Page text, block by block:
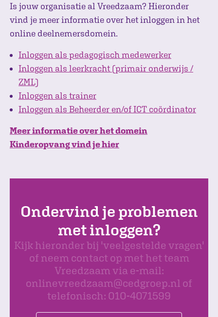
Is jouw organisatie al Vreedzaam? Hieronder
vind je meer informatie over het inloggen in het
online deelnemersdomein.
Inloggen als pedagogisch medewerker
Inloggen als leerkracht (primair onderwijs /
ZML)
Inloggen als trainer
Inloggen als Beheerder en/of ICT coördinator
Meer informatie over het domein
Kinderopvang vind je hier
Ondervind je problemen
met inloggen?
Kijk hieronder bij 'veelgestelde vragen'
of neem contact op met het team
Vreedzaam via e-mail:
onlinevreedzaam@cedgroep.nl of
telefonisch: 010-4071599